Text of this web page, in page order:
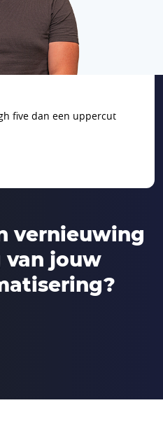
five dan een uppercut
vernieuwing
jouw